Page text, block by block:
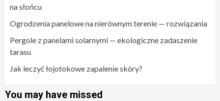
na słońcu
Ogrodzenia panelowe na nierównym terenie — rozwiązania
Pergole z panelami solarnymi — ekologiczne zadaszenie
tarasu
Jak leczyć łojotokowe zapalenie skóry?
You may have missed